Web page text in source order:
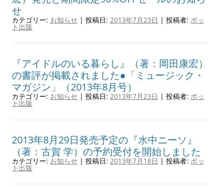
せ
カテゴリー: お知らせ | 投稿日: 2013年7月23日 | 投稿者: ポッ
ト出版
『アイドルのいる暮らし』（著：岡田康宏）
の書評が掲載されました●「ミュージック・
マガジン」（2013年8月号）
カテゴリー: お知らせ | 投稿日: 2013年7月23日 | 投稿者: ポッ
ト出版
2013年8月29日発売予定の『水中ニーソ』
（著：古賀 学）の予約受付を開始しました
カテゴリー: お知らせ | 投稿日: 2013年7月18日 | 投稿者: ポッ
ト出版